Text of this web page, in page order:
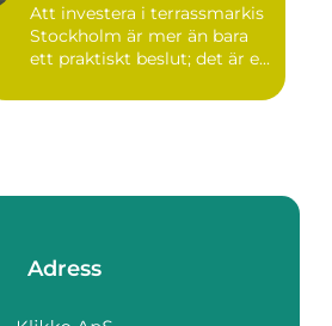
Att investera i terrassmarkis
Stockholm är mer än bara
ett praktiskt beslut; det är e...
Adress